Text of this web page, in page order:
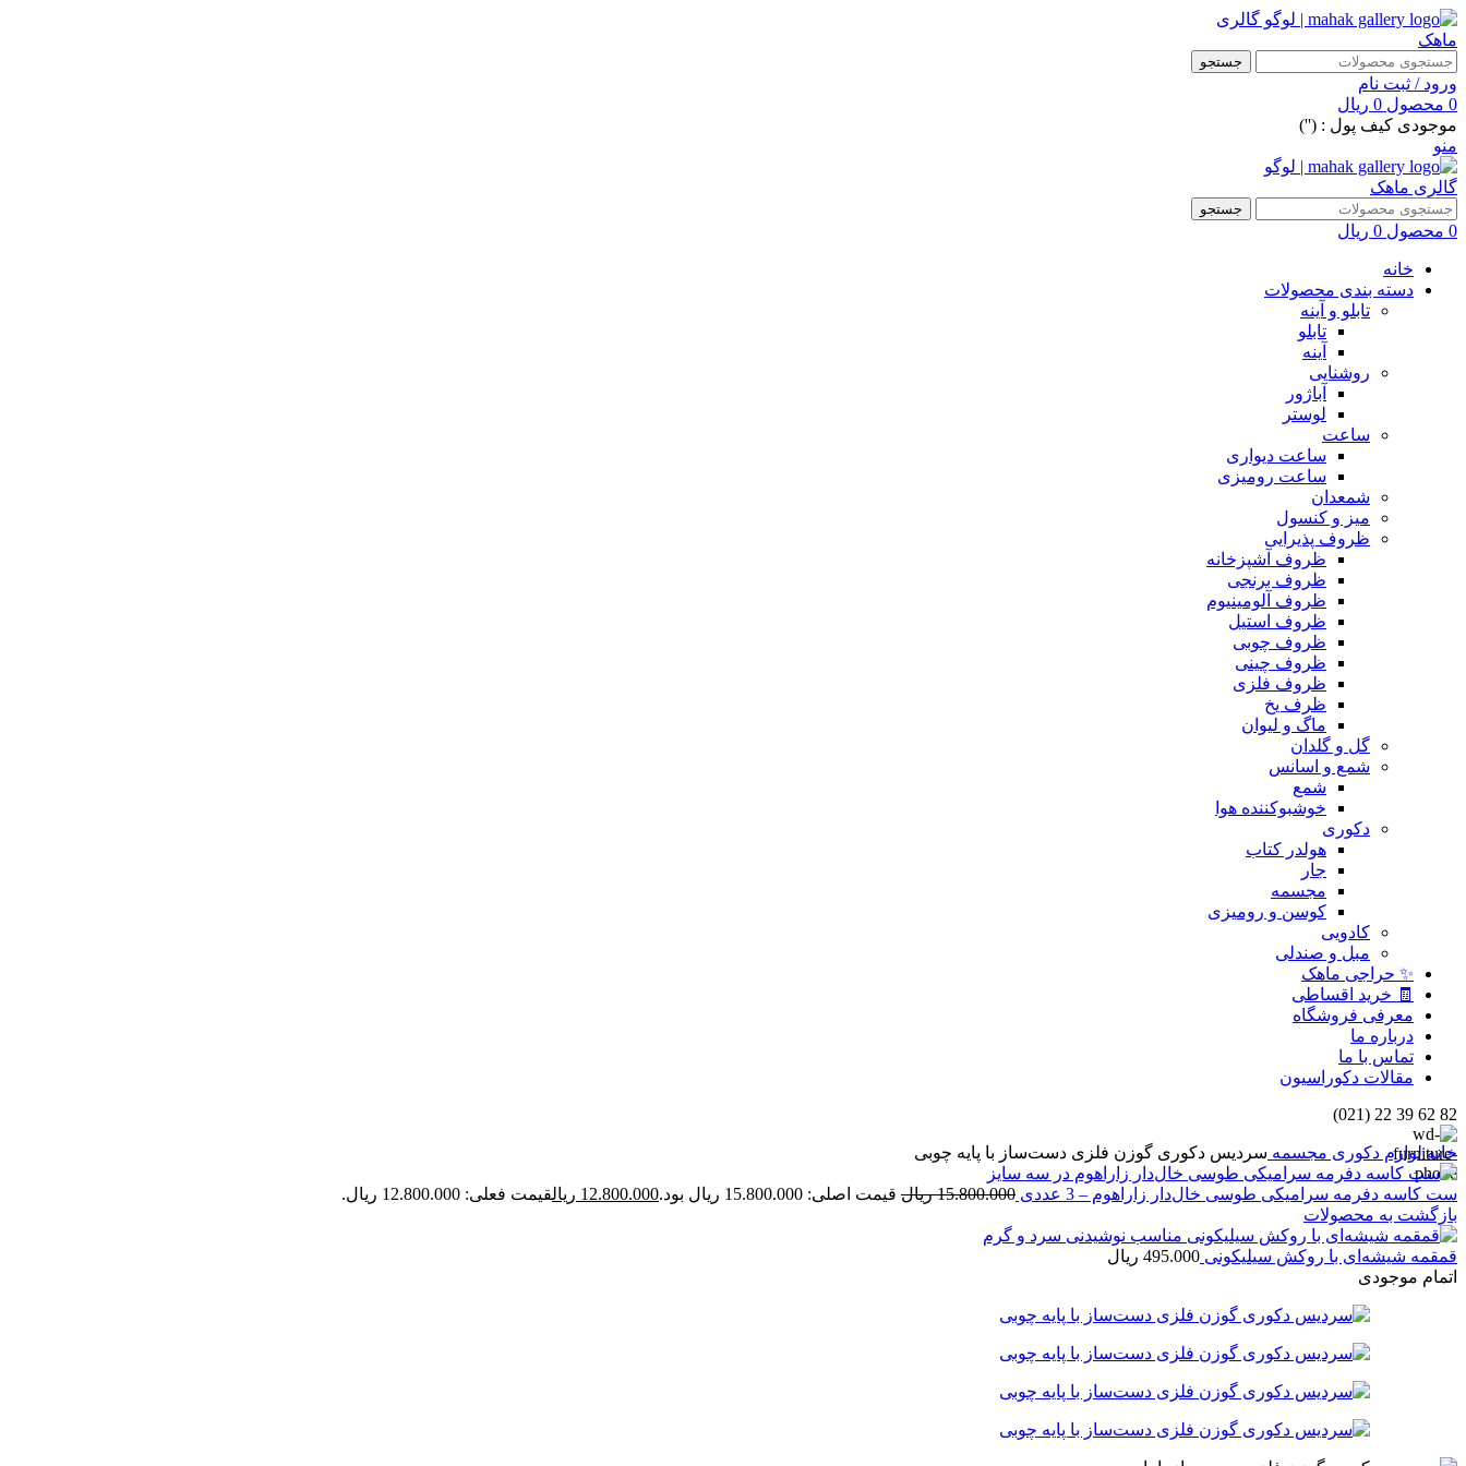
جستجو
ورود / ثبت نام
0 محصول 0 ریال
موجودی کیف پول : ('')
منو
جستجو
0 محصول 0 ریال
خانه
دسته بندی محصولات
تابلو و آینه
تابلو
آینه
روشنایی
آباژور
لوستر
ساعت
ساعت دیواری
ساعت رومیزی
شمعدان
میز و کنسول
ظروف پذیرایی
ظروف آشپزخانه
ظروف برنجی
ظروف آلومینیوم
ظروف استیل
ظروف چوبی
ظروف چینی
ظروف فلزی
ظرف یخ
ماگ و لیوان
گل و گلدان
شمع و اسانس
شمع
خوشبوکننده هوا
دکوری
هولدر کتاب
جار
مجسمه
کوسن و رومیزی
کادویی
مبل و صندلی
✨ حراجی ماهک
🧾 خرید اقساطی
معرفی فروشگاه
درباره ما
تماس با ما
مقالات دکوراسیون
82 62 39 22 (021)
خانهلوازم دکوری مجسمه سردیس دکوری گوزن فلزی دست‌ساز با پایه چوبی
ست کاسه دفرمه سرامیکی طوسی خال‌دار زاراهوم – 3 عددی 15.800.000 ریال قیمت اصلی: 15.800.000 ریال بود. 12.800.000 ریالقیمت فعلی: 12.800.000 ریال.
بازگشت به محصولات
قمقمه شیشه‌ای با روکش سیلیکونی 495.000 ریال
اتمام موجودی